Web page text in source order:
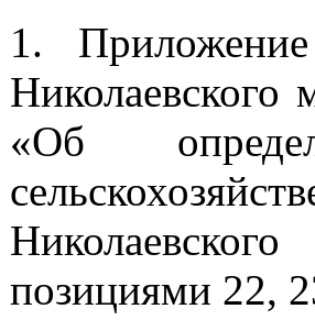
1.
«Об
позициями 22,